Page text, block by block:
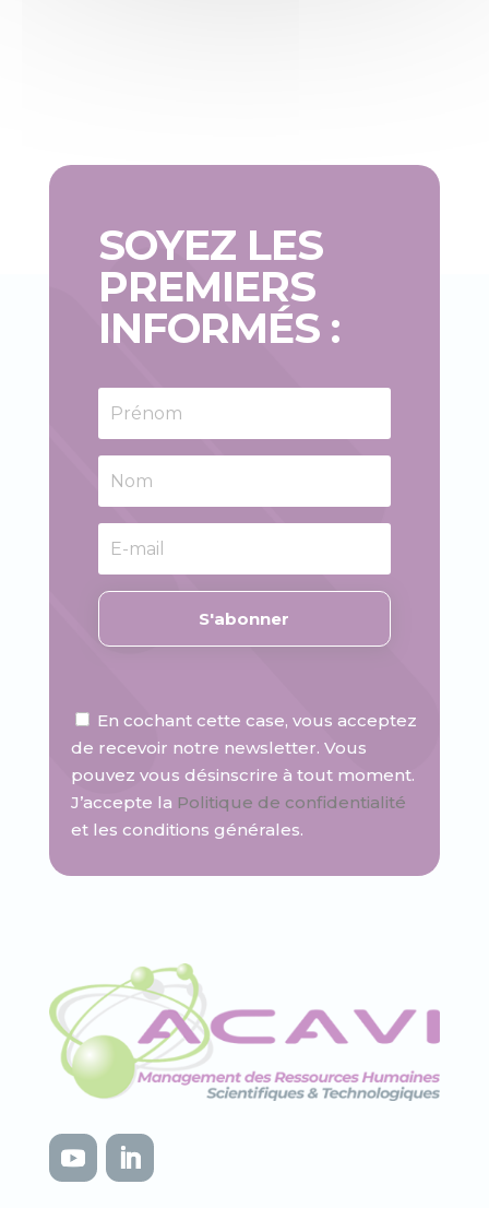
SOYEZ LES
PREMIERS
INFORMÉS :
S'abonner
En cochant cette case, vous acceptez
de recevoir notre newsletter. Vous
pouvez vous désinscrire à tout moment.
J’accepte la Politique de confidentialité
et les conditions générales.